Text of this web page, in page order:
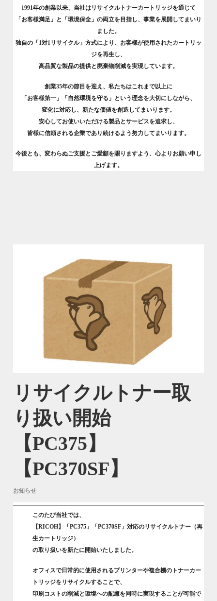
1991年の創業以来、当社はリサイクルトナーカートリッジを通じて
「お客様満足」と「環境保全」の両立を目指し、事業を展開してまいり
ました。
独自の「1対1リサイクル」方式により、お客様が使用されたカートリッ
ジを再生し、
高品質な製品の提供と廃棄物削減を実現しています。
創業35年の節目を迎え、私たちはこれまで以上に
「お客様第一」「自然環境を守る」という理念を大切にしながら、
変化に対応し、新たな価値を創造してまいります。
安心してお使いいただける製品とサービスを追求し、
皆様に信頼される企業であり続けるよう努力してまいります。
今後とも、変わらぬご支援とご愛顧を賜りますよう、心よりお願い申し
上げます。
リサイクルトナー取
り扱い開始
【PC375】
【PC370SF】
お知らせ
このたび当社では、
【RICOH】
「PC375」「PC370SF」対応のリサイクルトナー（再
生カートリッジ）
の取り扱いを新たに開始いたしました。
オフィスで日常的に使用されるプリンターや複合機のトナーカー
トリッジをリサイクルすることで、
印刷コストの削減と環境への配慮を同時に実現することが可能で